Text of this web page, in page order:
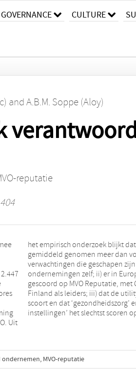
GOVERNANCE CULTURE
and A.B.M. Soppe (Aloy)
reputatie
Uit
instellingen’ het slechtst scoren
ondernemen, MVO-reputatie